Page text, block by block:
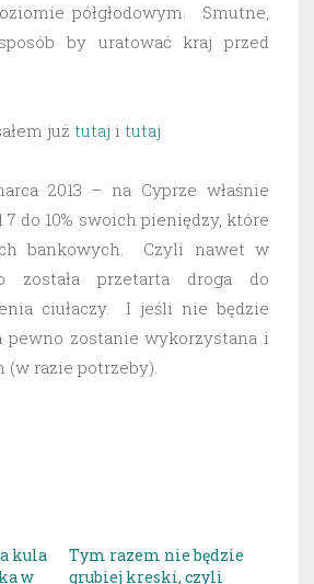
półgłodowym. Smutne,
by uratować kraj przed
już tutaj i tutaj
2013 – na Cyprze właśnie
do 10% swoich pieniędzy, które
bankowych. Czyli nawet w
została przetarta droga do
ciułaczy. I jeśli nie będzie
pewno zostanie wykorzystana i
(w razie potrzeby).
kula
w
Tym razem nie będzie
grubiej kreski, czyli